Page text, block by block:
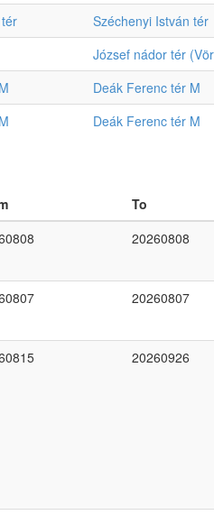
Széchenyi István tér
József nádor tér
Deák Ferenc tér M
Deák Ferenc tér M
To
20260808
20260807
20260926